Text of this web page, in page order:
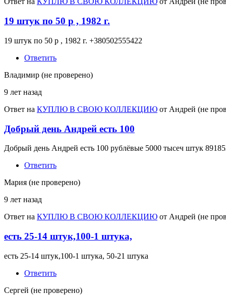
19 штук по 50 р , 1982 г.
19 штук по 50 р , 1982 г. +380502555422
Ответить
Владимир (не проверено)
9 лет назад
Ответ на КУПЛЮ В СВОЮ КОЛЛЕКЦИЮ от Андрей (не
Добрый день Андрей есть 100
Добрый день Андрей есть 100 рублёвые 5000 тысеч штук
Ответить
Мария (не проверено)
9 лет назад
Ответ на КУПЛЮ В СВОЮ КОЛЛЕКЦИЮ от Андрей (не
есть 25-14 штук,100-1 штука,
есть 25-14 штук,100-1 штука, 50-21 штука
Ответить
Сергей (не проверено)